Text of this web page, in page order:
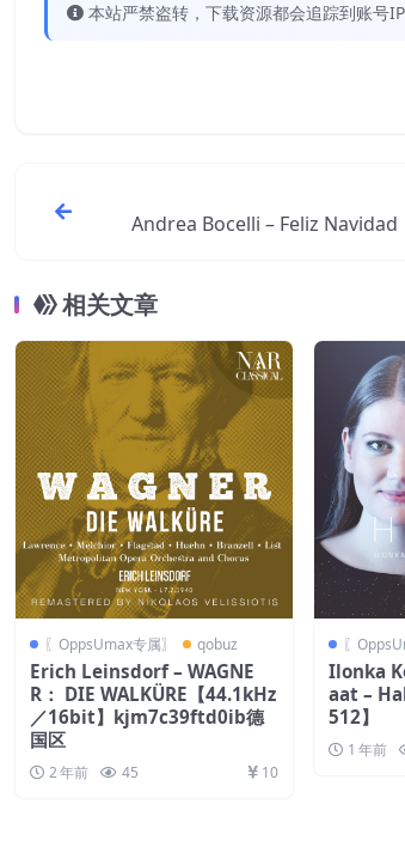
本站严禁盗转，下载资源都会追踪到账号
Andrea Bocelli – Feliz Navidad
相关文章
〖OppsUmax专属〗 qobuz
Erich Leinsdorf – WAGNE
R： DIE WALKÜRE【44.1kHz
／16bit】kjm7c39ftd0ib德
国区
2 年前 45 10
〖
Ilonka
aat –
512】
1 年前